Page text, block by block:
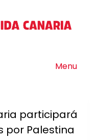
Menu
participará
por Palestina